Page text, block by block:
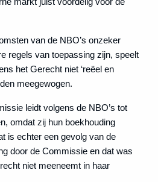
van de NBO’s onzeker
regels van toepassing zijn, speelt
het Gerecht niet ‘reëel en
meegewogen.
leidt volgens de NBO’s tot
omdat zij hun boekhouding
is echter een gevolg van de
door de Commissie en dat was
niet meeneemt in haar